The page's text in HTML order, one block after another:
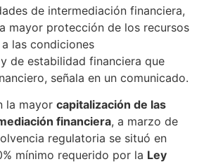
de intermediación financiera,
mayor protección de los recursos
las condiciones
de estabilidad financiera que
señala en un comunicado.
la mayor capitalización de las
financiera, a marzo de
regulatoria se situó en
mínimo requerido por la Ley